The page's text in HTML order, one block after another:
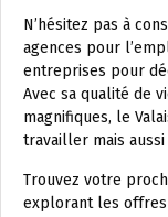
N’hésitez pas à
agences pour
entreprises pour
Avec sa qualité de
magnifiques, le
travailler mais
Trouvez votre
explorant les offres